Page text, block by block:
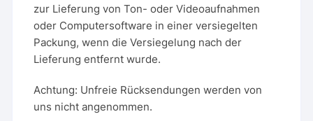
zur Lieferung von Ton- oder Videoaufnahmen
oder Computersoftware in einer versiegelten
Packung, wenn die Versiegelung nach der
Lieferung entfernt wurde.
Achtung: Unfreie Rücksendungen werden von
uns nicht angenommen.